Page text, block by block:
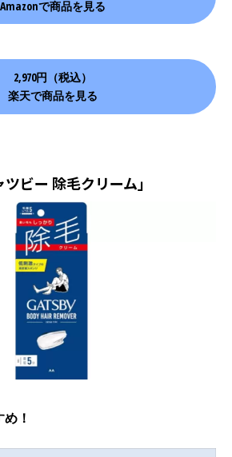
Amazonで商品を見る
2,970円（税込）
楽天で商品を見る
ビー 除毛クリーム」
！